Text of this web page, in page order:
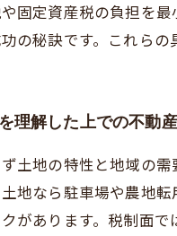
固定資産税の負担を
の秘訣です。これら
理解した上での不動
土地の特性と地域の
地なら駐車場や農地
があります。税制面